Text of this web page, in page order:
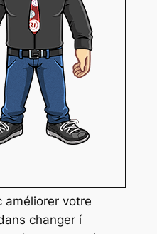
améliorer votre
changer í